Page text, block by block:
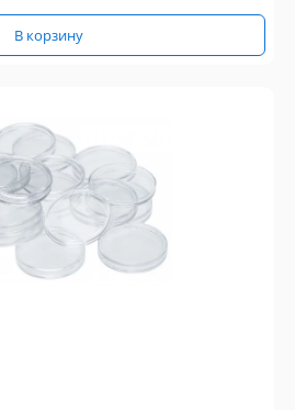
В корзину